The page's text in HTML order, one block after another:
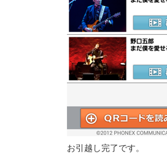
お引越し完了です。